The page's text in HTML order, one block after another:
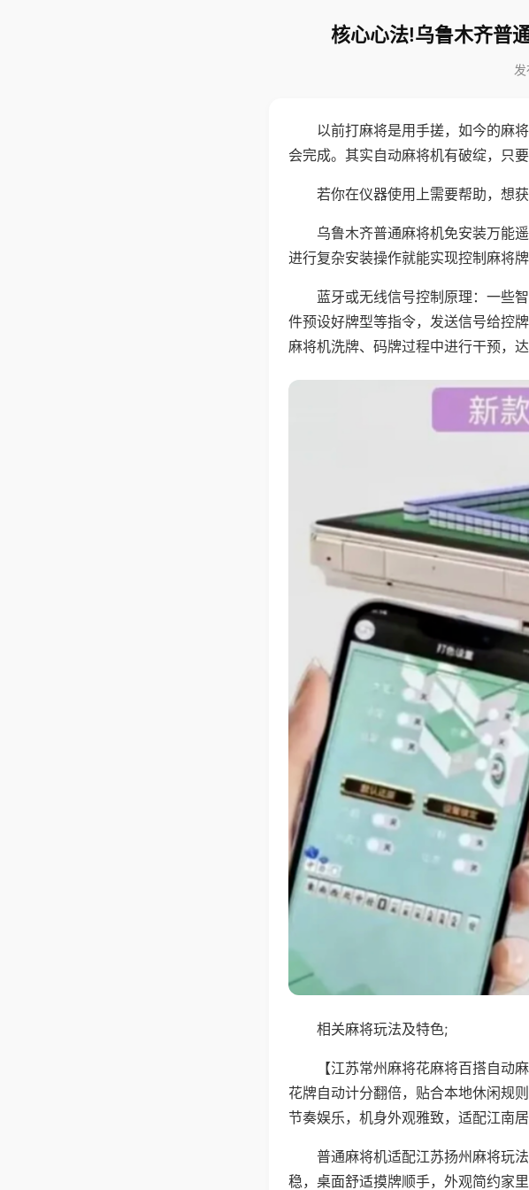
核心心法!乌鲁木齐普
以前打麻将是用手搓，如今的麻
会完成。其实自动麻将机有破绽，只
若你在仪器使用上需要帮助，想
乌鲁木齐普通麻将机免安装万能
进行复杂安装操作就能实现控制麻将牌
蓝牙或无线信号控制原理：一些
件预设好牌型等指令，发送信号给控
麻将机洗牌、码牌过程中进行干预，达
相关麻将玩法及特色;
【江苏常州麻将花麻将百搭自动
花牌自动计分翻倍，贴合本地休闲规
节奏娱乐，机身外观雅致，适配江南
普通麻将机适配江苏扬州麻将玩
稳，桌面舒适摸牌顺手，外观简约家里